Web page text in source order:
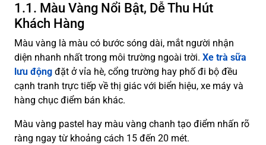
1.1. Màu Vàng Nổi Bật, Dễ Thu Hút
Khách Hàng
Màu vàng là màu có bước sóng dài, mắt người nhận
diện nhanh nhất trong môi trường ngoài trời. Xe trà sữa
lưu động đặt ở vỉa hè, cổng trường hay phố đi bộ đều
cạnh tranh trực tiếp về thị giác với biển hiệu, xe máy và
hàng chục điểm bán khác.
Màu vàng pastel hay màu vàng chanh tạo điểm nhấn rõ
ràng ngay từ khoảng cách 15 đến 20 mét.